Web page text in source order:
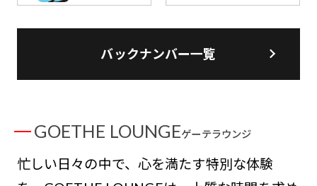
バックナンバー一覧
GOETHE LOUNGEゲーテラウンジ
忙しい日々の中で、心を満たす特別な体験